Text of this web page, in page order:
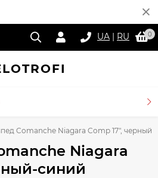
UA | RU 0
TROFI
Comanche Niagara Comp 17", черный-
Niagara
синий